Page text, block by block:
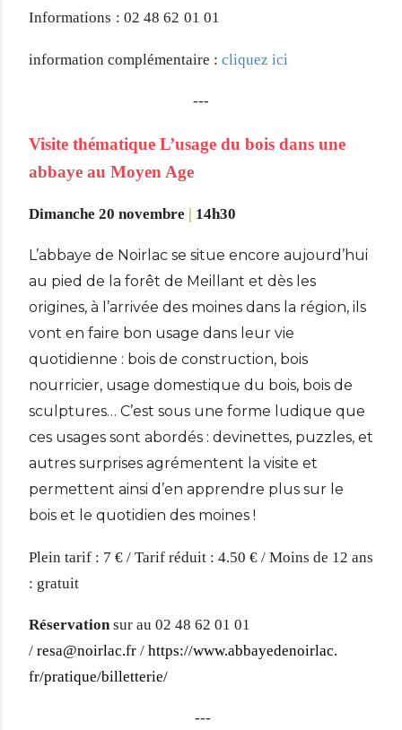
Informations : 02 48 62 01 01
information complémentaire : cliquez ici
---
Visite thématique L’usage du bois dans une
abbaye au Moyen Age
Dimanche 20 novembre | 14h30
L’abbaye de Noirlac se situe encore aujourd’hui
au pied de la forêt de Meillant et dès les
origines, à l’arrivée des moines dans la région, ils
vont en faire bon usage dans leur vie
quotidienne : bois de construction, bois
nourricier, usage domestique du bois, bois de
sculptures… C’est sous une forme ludique que
ces usages sont abordés : devinettes, puzzles, et
autres surprises agrémentent la visite et
permettent ainsi d’en apprendre plus sur le
bois et le quotidien des moines !
Plein tarif : 7 € / Tarif réduit : 4.50 € / Moins de 12 ans
: gratuit
Réservationsur au 02 48 62 01 01
/ resa@noirlac.fr / https://www.abbayedenoirlac.
fr/pratique/billetterie/
---